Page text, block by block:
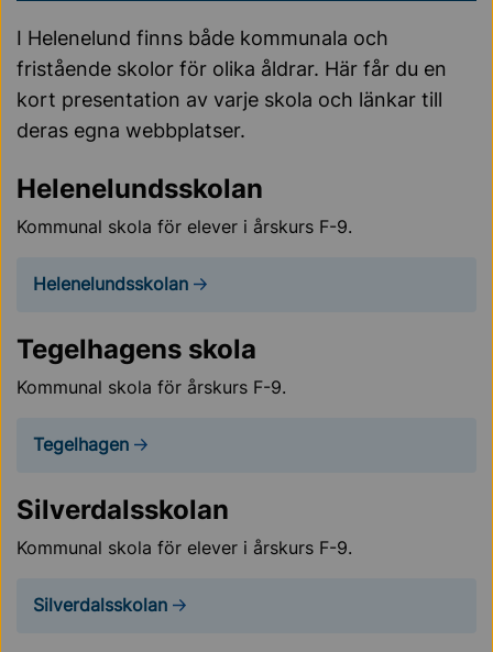
I Helenelund finns både kommunala och
fristående skolor för olika åldrar. Här får du en
kort presentation av varje skola och länkar till
deras egna webbplatser.
Helenelundsskolan
Kommunal skola för elever i årskurs F-9.
Helenelundsskolan
Tegelhagens skola
Kommunal skola för årskurs F-9.
Tegelhagen
Silverdalsskolan
Kommunal skola för elever i årskurs F-9.
Silverdalsskolan